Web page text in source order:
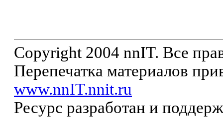
Copyright 2004 nnIT. Все
Перепечатка материалов
www.nnIT.nnit.ru
Ресурс разработан и